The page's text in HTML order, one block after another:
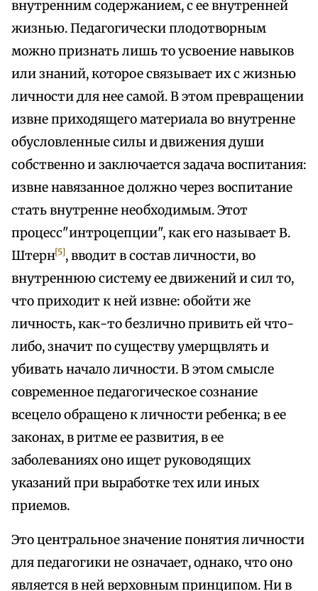
внутренним содержанием, с ее внутренней
жизнью. Педагогически плодотворным
можно признать лишь то усвоение навыков
или знаний, которое связывает их с жизнью
личности для нее самой. В этом превращении
извне приходящего материала во внутренне
обусловленные силы и движения души
собственно и заключается задача воспитания:
извне навязанное должно через воспитание
стать внутренне необходимым. Этот
процесс"интроцепции", как его называет В.
Штерн[5], вводит в состав личности, во
внутреннюю систему ее движений и сил то,
что приходит к ней извне: обойти же
личность, как-то безлично привить ей что-
либо, значит по существу умерщвлять и
убивать начало личности. В этом смысле
современное педагогическое сознание
всецело обращено к личности ребенка; в ее
законах, в ритме ее развития, в ее
заболеваниях оно ищет руководящих
указаний при выработке тех или иных
приемов.
Это центральное значение понятия личности
для педагогики не означает, однако, что оно
является в ней верховным принципом. Ни в